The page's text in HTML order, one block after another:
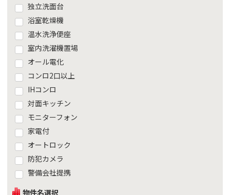
独立洗面台
浴室乾燥機
温水洗浄便座
室内洗濯機置場
オール電化
コンロ2口以上
IHコンロ
対面キッチン
モニターフォン
家電付
オートロック
防犯カメラ
警備会社提携
物件名選択